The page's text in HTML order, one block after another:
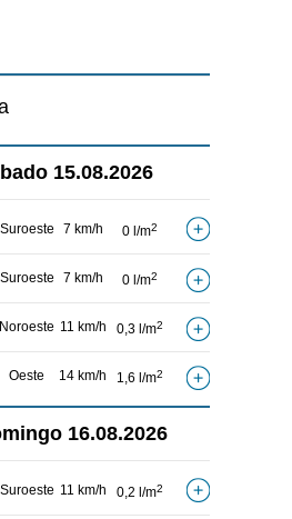
15.08.2026
Suroeste 7 km/h 0 l/m2
Suroeste 7 km/h 0 l/m2
Noroeste 11 km/h 0,3 l/m2
Oeste 14 km/h 1,6 l/m2
16.08.2026
Suroeste 11 km/h 0,2 l/m2